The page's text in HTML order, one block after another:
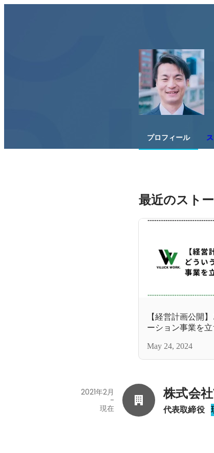
プロフィール
最近のスト
【経営計画公開
ーション事業を立
May 24, 2024
株式会
代表取締役
2021年2月
-
現在